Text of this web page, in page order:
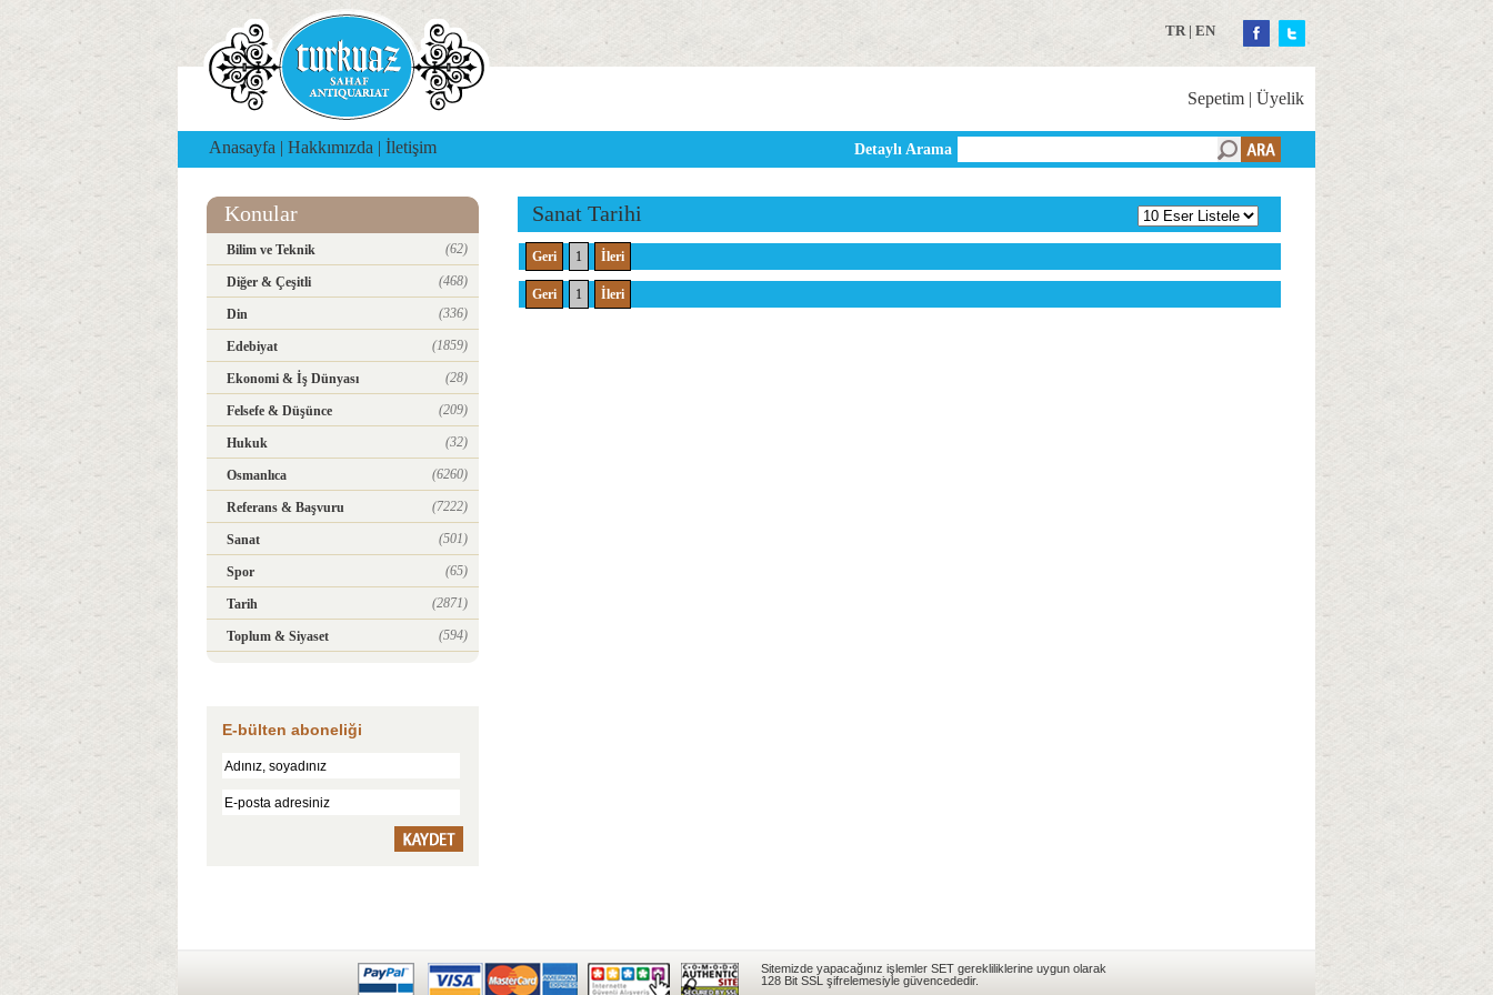
TR| EN
Sepetim | Üyelik
Anasayfa | Hakkımızda | İletişim Detaylı Arama
Konular
Bilim ve Teknik (62)
Diğer & Çeşitli (468)
Din (336)
Edebiyat (1859)
Ekonomi & İş Dünyası (28)
Felsefe & Düşünce (209)
Hukuk (32)
Osmanlıca (6260)
Referans & Başvuru (7222)
Sanat (501)
Spor (65)
Tarih (2871)
Toplum & Siyaset (594)
E-bülten aboneliği
Sanat Tarihi
Geri 1 İleri
Geri 1 İleri
Sitemizde yapacağınız işlemler SET gerekliliklerine uygun olarak
128 Bit SSL şifrelemesiyle güvencededir.